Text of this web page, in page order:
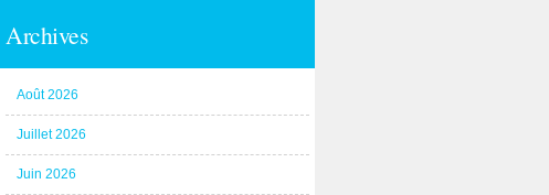
Archives
Août 2026
Juillet 2026
Juin 2026